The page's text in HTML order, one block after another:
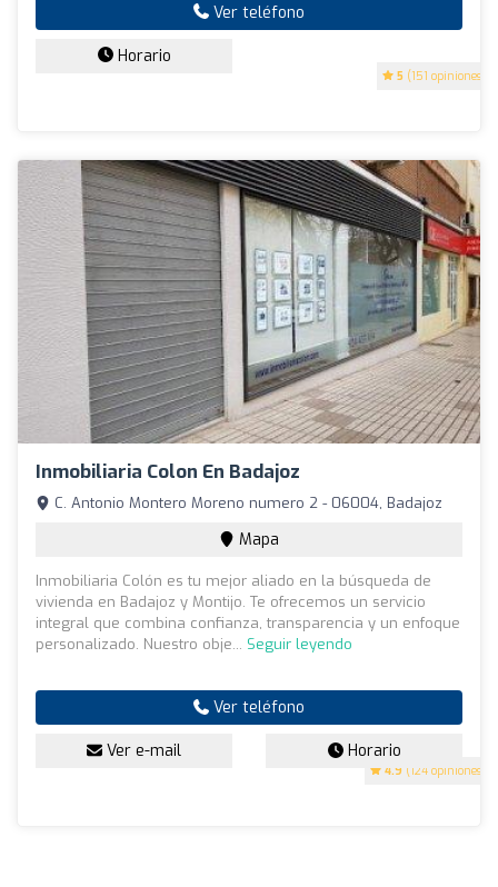
5 (151 opiniones)
Ver teléfono
Horario
Inmobiliaria Colon En Badajoz
4.9 (124 opiniones)
C. Antonio Montero Moreno numero 2 - 06004, Badajoz
Mapa
Inmobiliaria Colón es tu mejor aliado en la búsqueda de
vivienda en Badajoz y Montijo. Te ofrecemos un servicio
integral que combina confianza, transparencia y un enfoque
personalizado. Nuestro obje... Seguir leyendo
Ver teléfono
Ver e-mail Horario